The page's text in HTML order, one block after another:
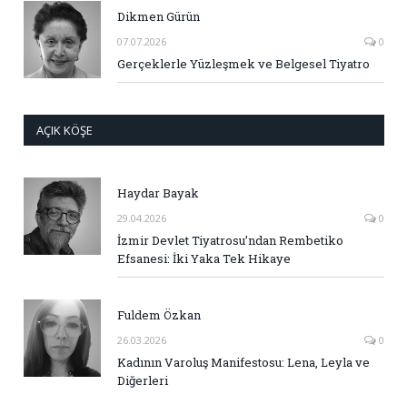
Dikmen Gürün
07.07.2026 0
Gerçeklerle Yüzleşmek ve Belgesel Tiyatro
AÇIK KÖŞE
Haydar Bayak
29.04.2026 0
İzmir Devlet Tiyatrosu’ndan Rembetiko
Efsanesi: İki Yaka Tek Hikaye
Fuldem Özkan
26.03.2026 0
Kadının Varoluş Manifestosu: Lena, Leyla ve
Diğerleri